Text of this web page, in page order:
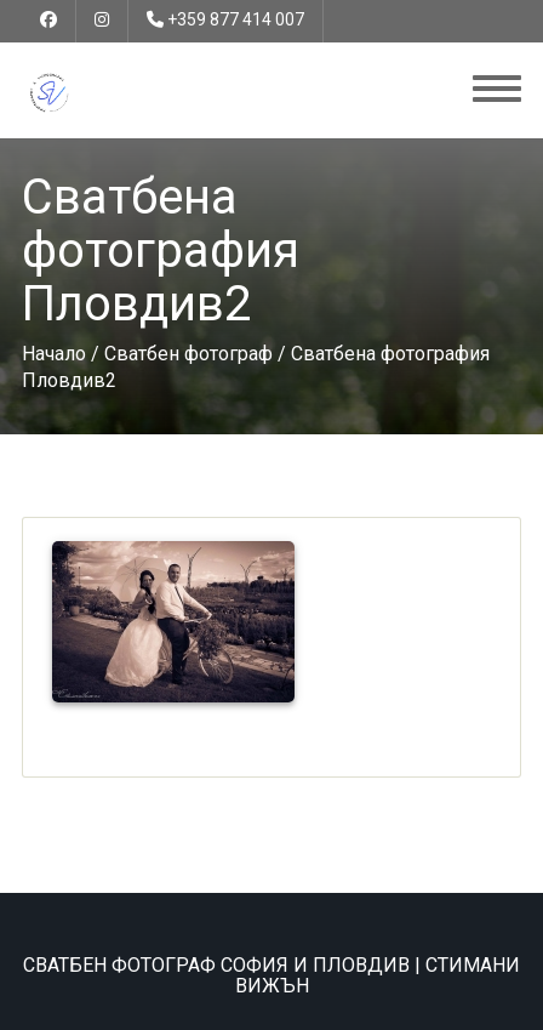
+359 877 414 007
Сватбена
фотография
Пловдив2
Начало / Сватбен фотограф/ Сватбена фотография
Пловдив2
СВАТБЕН ФОТОГРАФ СОФИЯ И ПЛОВДИВ | СТИМАНИ
ВИЖЪН